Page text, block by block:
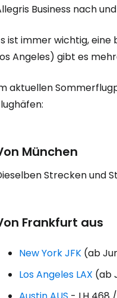
Business nach
ist immer wichtig,
Angeles) gibt es
aktuellen
München
Strecken und
Frankfurt aus
New York JFK (ab
Los Angeles LAX (ab